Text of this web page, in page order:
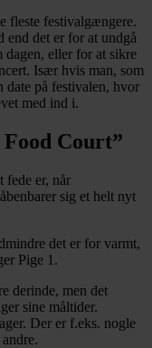
fleste festivalgængere.
det er for at undgå
dagen, eller for at sikre
Især hvis man, som
date på festivalen, hvor
med ind i.
Court”
fede er, når
sig et helt nyt
det er for varmt,
Pige 1.
derinde, men det
sine måltider.
Der er f.eks. nogle